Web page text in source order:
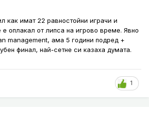
как имат 22 равностойни играчи и
е оплакал от липса на игрово време. Явно
management, ама 5 години подред +
финал, най-сетне си казаха думата.
1